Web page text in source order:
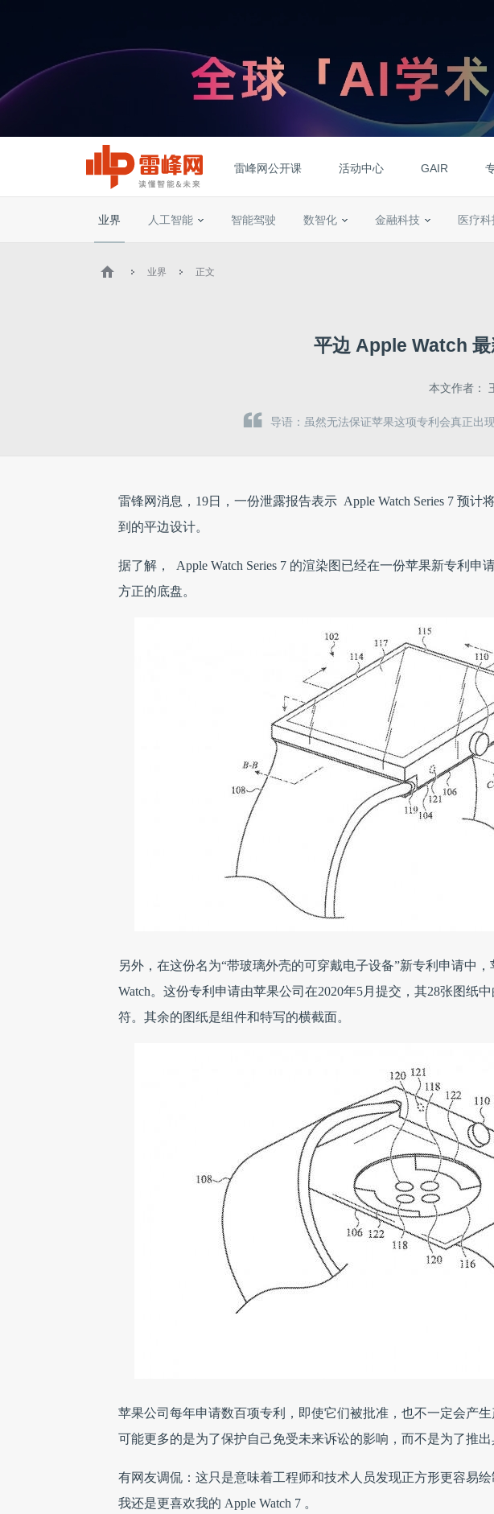
雷峰网公开课 活动中心 GAIR
业界 人工智能 智能驾驶 数智化 金融科技 医疗
业界 正文
平边 Apple Watch
本文作者：
导语：虽然无法保证苹果这项专利会真正出
雷锋网消息，19日，一份泄露报告表示 Apple Watch Series 7 预计
到的平边设计。
据了解， Apple Watch Series 7 的渲染图已经在一份苹果新专利申
方正的底盘。
另外，在这份名为“带玻璃外壳的可穿戴电子设备”新专利申请中
Watch。这份专利申请由苹果公司在2020年5月提交，其28张图纸
符。其余的图纸是组件和特写的横截面。
苹果公司每年申请数百项专利，即使它们被批准，也不一定会产
可能更多的是为了保护自己免受未来诉讼的影响，而不是为了推出
有网友调侃：这只是意味着工程师和技术人员发现正方形更容易绘
我还是更喜欢我的 Apple Watch 7 。